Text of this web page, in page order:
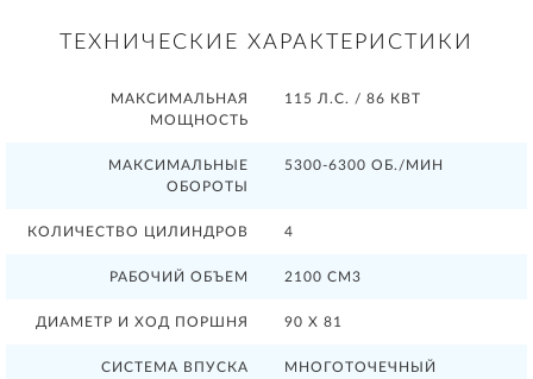
ТЕХНИЧЕСКИЕ ХАРАКТЕРИСТИКИ
МАКСИМАЛЬНАЯ
МОЩНОСТЬ
115 Л.С. / 86 КВТ
МАКСИМАЛЬНЫЕ
ОБОРОТЫ
5300-6300 ОБ./МИН
КОЛИЧЕСТВО ЦИЛИНДРОВ 4
РАБОЧИЙ ОБЪЕМ 2100 СМ3
ДИАМЕТР И ХОД ПОРШНЯ 90 X 81
СИСТЕМА ВПУСКА
МНОГОТОЧЕЧНЫЙ